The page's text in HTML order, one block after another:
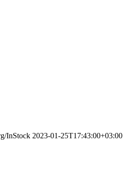
InStock 2023-01-25T17:43:00+03:00